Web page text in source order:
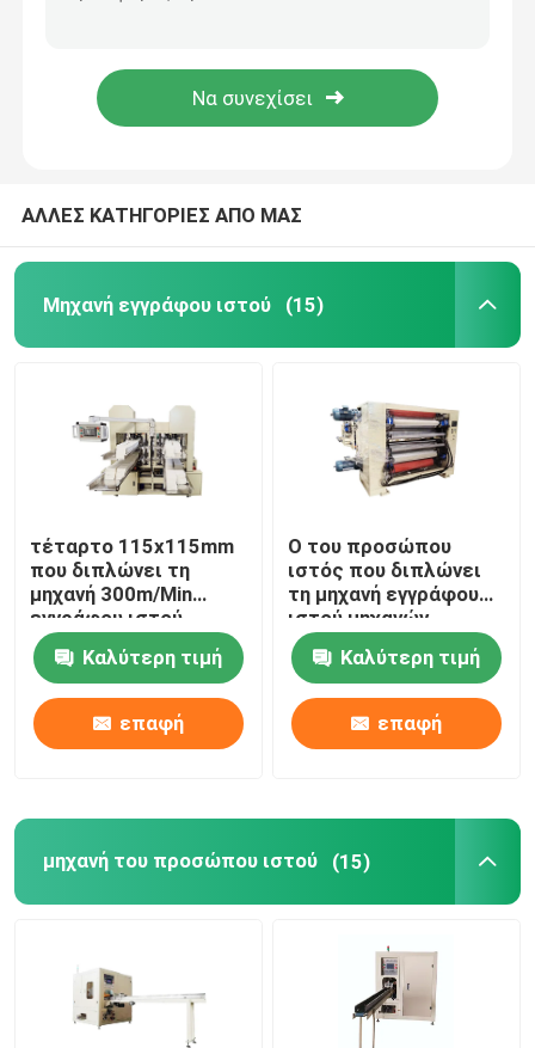
τέμνουσα μηχανή εγγράφου ιστού
Ιστός που μετατρέπει τη μηχανή
Μηχανή συσκευασίας εγγράφου ιστού
Μηχανή πετσετών κουζινών
Μηχανή ιστού τσεπών
Μηχανή αποτύπωσης σε ανάγλυφο εγγράφου
slitter εγγράφου rewinder μηχανή
ΑΛΛΕΣ ΚΑΤΗΓΟΡΙΕΣ ΑΠΟ ΜΑΣ
Μηχανή εγγράφου ιστού (15)
τέταρτο 115x115mm
που διπλώνει τη
μηχανή 300m/Min
εγγράφου ιστού
πετσετών
Καλύτερη τιμή
επαφή
Ο του προσώπου
ιστός που διπλώνει
τη μηχανή εγγράφου
ιστού μηχανών
αποτυπώνει τη
μονάδα χωρίς κόλλα
σε ανάγλυφο
Καλύτερη τιμή
επαφή
μηχανή του προσώπου ιστού (15)